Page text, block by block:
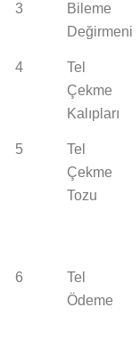
3
Bileme
Değirmeni
4
Tel
Çekme
Kalıpları
5
Tel
Çekme
Tozu
6
Tel
Ödeme